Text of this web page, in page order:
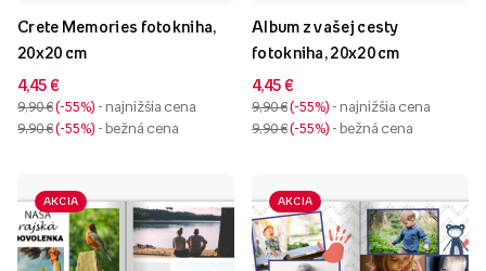
Crete Memories fotokniha,
20x20 cm
4,45 €
9,90 € -55% - najnižšia cena
9,90 € -55% - bežná cena
Album z vašej cesty
fotokniha, 20x20 cm
4,45 €
9,90 € -55% - najnižšia cena
9,90 € -55% - bežná cena
AKCIA AKCIA